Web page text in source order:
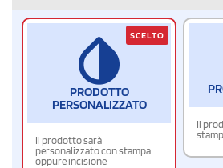
PRODOTTO
PERSONALIZZATO
Il prodotto sarà
personalizzato con stampa
oppure incisione
SCELTO
Il